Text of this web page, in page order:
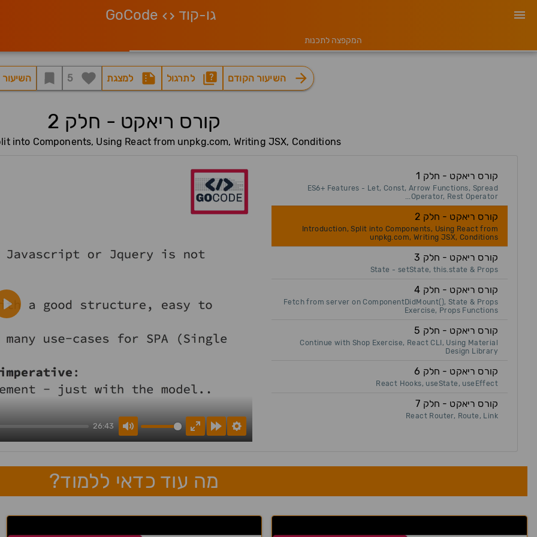
גו-קוד
המקפצה לתכנות
השיעור הקודם לתרגול למצגת 5
קורס ריאקט - חלק 2
into Components, Using React from unpkg.com, Writing JSX, Conditions
קורס ריאקט - חלק 1
ES6+ Features - Let, Const, Arrow Functions, Spread
Operator, Rest Operator...
קורס ריאקט - חלק 2
Introduction, Split into Components, Using React from
unpkg.com, Writing JSX, Conditions
קורס ריאקט - חלק 3
State - setState, this.state & Props
קורס ריאקט - חלק 4
Fetch from server on ComponentDidMount(), State & Props
Exercise, Props Functions
קורס ריאקט - חלק 5
Continue with Shop Exercise, React CLI, Using Material
Design Library
קורס ריאקט - חלק 6
React Hooks, useState, useEffect
קורס ריאקט - חלק 7
React Router, Route, Link
26:43
Mute
EnterForwardSettings
Play
מה עוד כדאי ללמוד?